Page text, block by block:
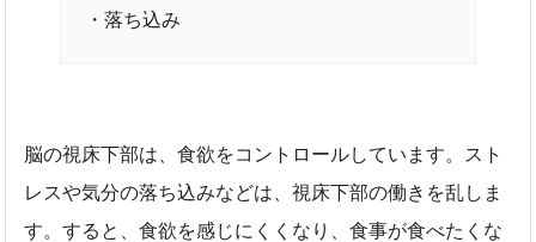
・落ち込み
脳の視床下部は、食欲をコントロールしています。スト
レスや気分の落ち込みなどは、視床下部の働きを乱しま
す。すると、食欲を感じにくくなり、食事が食べたくな